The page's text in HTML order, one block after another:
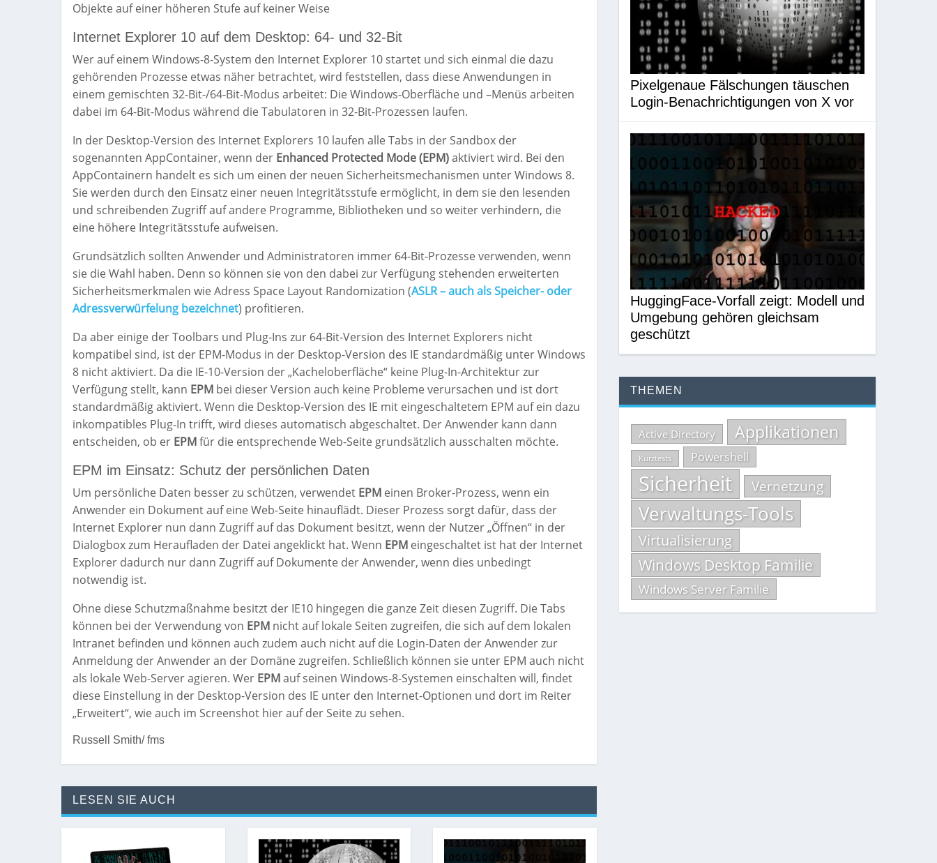
Objekte auf einer höheren Stufe auf keiner Weise
Internet Explorer 10 auf dem Desktop: 64- und 32-Bit
Wer auf einem Windows-8-System den Internet Explorer 10 startet und sich einmal die dazu
gehörenden Prozesse etwas näher betrachtet, wird feststellen, dass diese Anwendungen in
einem gemischten 32-Bit-/64-Bit-Modus arbeitet: Die Windows-Oberfläche und –Menüs arbeiten
dabei im 64-Bit-Modus während die Tabulatoren in 32-Bit-Prozessen laufen.
In der Desktop-Version des Internet Explorers 10 laufen alle Tabs in der Sandbox der
sogenannten AppContainer, wenn der Enhanced Protected Mode (EPM)aktiviert wird. Bei den
AppContainern handelt es sich um einen der neuen Sicherheitsmechanismen unter Windows 8.
Sie werden durch den Einsatz einer neuen Integritätsstufe ermöglicht, in dem sie den lesenden
und schreibenden Zugriff auf andere Programme, Bibliotheken und so weiter verhindern, die
eine höhere Integritätsstufe aufweisen.
Grundsätzlich sollten Anwender und Administratoren immer 64-Bit-Prozesse verwenden, wenn
sie die Wahl haben. Denn so können sie von den dabei zur Verfügung stehenden erweiterten
Sicherheitsmerkmalen wie Adress Space Layout Randomization (ASLR – auch als Speicher- oder
Adressverwürfelung bezeichnet) profitieren.
Da aber einige der Toolbars und Plug-Ins zur 64-Bit-Version des Internet Explorers nicht
kompatibel sind, ist der EPM-Modus in der Desktop-Version des IE standardmäßig unter Windows
8 nicht aktiviert. Da die IE-10-Version der „Kacheloberfläche“ keine Plug-In-Architektur zur
Verfügung stellt, kann EPM bei dieser Version auch keine Probleme verursachen und ist dort
standardmäßig aktiviert. Wenn die Desktop-Version des IE mit eingeschaltetem EPM auf ein dazu
inkompatibles Plug-In trifft, wird dieses automatisch abgeschaltet. Der Anwender kann dann
entscheiden, ob er EPMfür die entsprechende Web-Seite grundsätzlich ausschalten möchte.
EPM im Einsatz: Schutz der persönlichen Daten
Um persönliche Daten besser zu schützen, verwendet EPM einen Broker-Prozess, wenn ein
Anwender ein Dokument auf eine Web-Seite hinauflädt. Dieser Prozess sorgt dafür, dass der
Internet Explorer nun dann Zugriff auf das Dokument besitzt, wenn der Nutzer „Öffnen“ in der
Dialogbox zum Heraufladen der Datei angeklickt hat. Wenn EPM eingeschaltet ist hat der Internet
Explorer dadurch nur dann Zugriff auf Dokumente der Anwender, wenn dies unbedingt
notwendig ist.
Ohne diese Schutzmaßnahme besitzt der IE10 hingegen die ganze Zeit diesen Zugriff. Die Tabs
können bei der Verwendung von EPM nicht auf lokale Seiten zugreifen, die sich auf dem lokalen
Intranet befinden und können auch zudem auch nicht auf die Login-Daten der Anwender zur
Anmeldung der Anwender an der Domäne zugreifen. Schließlich können sie unter EPM auch nicht
als lokale Web-Server agieren. Wer EPMauf seinen Windows-8-Systemen einschalten will, findet
diese Einstellung in der Desktop-Version des IE unter den Internet-Optionen und dort im Reiter
„Erweitert“, wie auch im Screenshot hier auf der Seite zu sehen.
Russell Smith/ fms
LESEN SIE AUCH
Pixelgenaue Fälschungen täuschen
Login-Benachrichtigungen von X vor
HuggingFace-Vorfall zeigt: Modell und
Umgebung gehören gleichsam
geschützt
THEMEN
Active Directory Applikationen
Kurztests Powershell
Sicherheit Vernetzung
Verwaltungs-Tools
Virtualisierung
Windows Desktop Familie
Windows Server Familie